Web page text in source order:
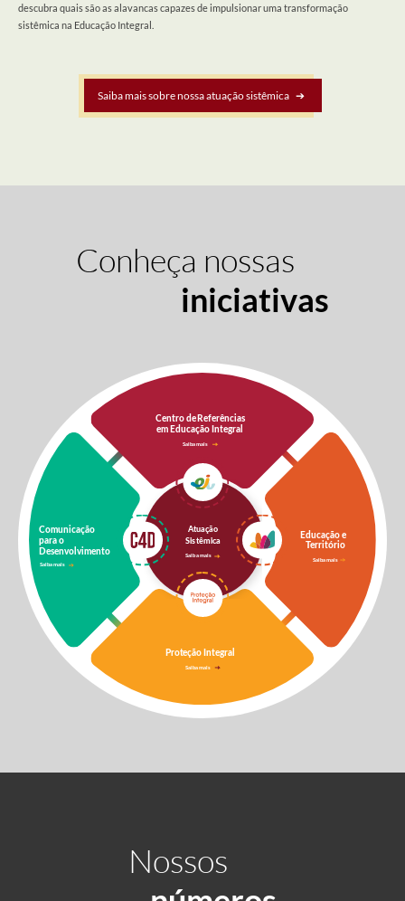
descubra quais são as alavancas capazes de impulsionar uma transformação
sistêmica na Educação Integral.
Saiba mais sobre nossa atuação sistêmica
Conheça nossas
iniciativas
Nossos